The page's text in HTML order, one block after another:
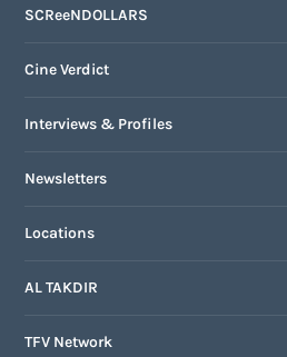
SCReeNDOLLARS
Cine Verdict
Interviews & Profiles
Newsletters
Locations
AL TAKDIR
TFV Network